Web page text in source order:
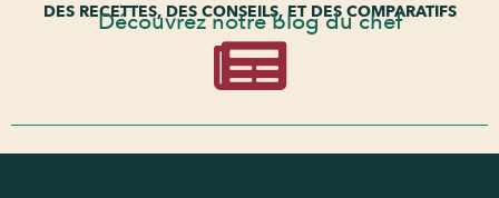
DES RECETTES, DES CONSEILS, ET DES COMPARATIFS
Découvrez notre blog du chef